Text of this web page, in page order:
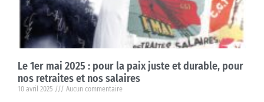
Le 1er mai 2025 : pour la paix juste et durable, pour
nos retraites et nos salaires
10 avril 2025 Aucun commentaire